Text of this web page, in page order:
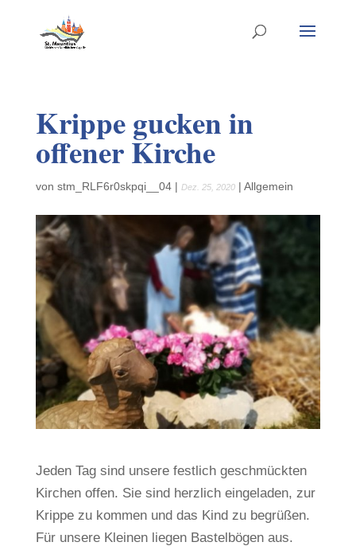
Krippe gucken in
offener Kirche
von stm_RLF6r0skpqi__04| Dez. 25, 2020| Allgemein
Jeden Tag sind unsere festlich geschmückten
Kirchen offen. Sie sind herzlich eingeladen, zur
Krippe zu kommen und das Kind zu begrüßen.
Für unsere Kleinen liegen Bastelbögen aus.